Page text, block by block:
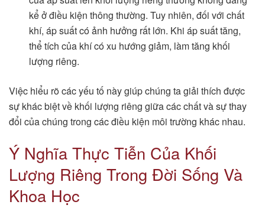
kể ở điều kiện thông thường. Tuy nhiên, đối với chất
khí, áp suất có ảnh hưởng rất lớn. Khi áp suất tăng,
thể tích của khí có xu hướng giảm, làm tăng khối
lượng riêng.
Việc hiểu rõ các yếu tố này giúp chúng ta giải thích được
sự khác biệt về khối lượng riêng giữa các chất và sự thay
đổi của chúng trong các điều kiện môi trường khác nhau.
Ý Nghĩa Thực Tiễn Của Khối
Lượng Riêng Trong Đời Sống Và
Khoa Học